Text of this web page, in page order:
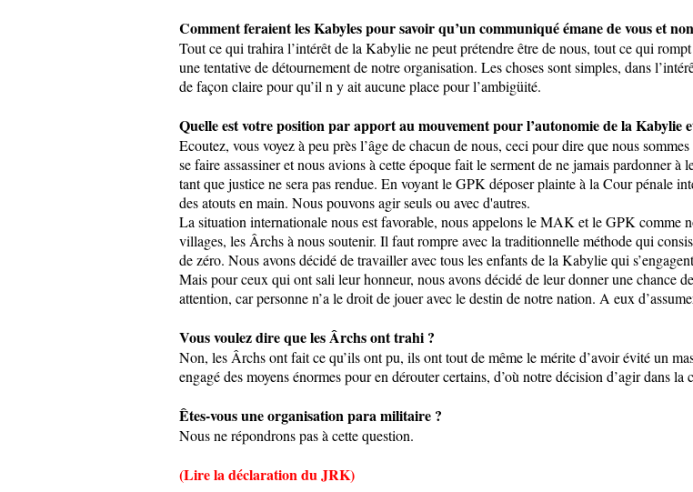
Comment feraient les Kabyles pour savoir qu’un communiqué émane de vous et
Tout ce qui trahira l’intérêt de la Kabylie ne peut prétendre être de nous, tout ce qui
une tentative de détournement de notre organisation. Les choses sont simples, dans
de façon claire pour qu’il n y ait aucune place pour l’ambigüité.
Quelle est votre position par apport au mouvement pour l’autonomie de la Kabylie
Ecoutez, vous voyez à peu près l’âge de chacun de nous, ceci pour dire que nous
se faire assassiner et nous avions à cette époque fait le serment de ne jamais pardonner
tant que justice ne sera pas rendue. En voyant le GPK déposer plainte à la Cour pénale
des atouts en main. Nous pouvons agir seuls ou avec d'autres.
La situation internationale nous est favorable, nous appelons le MAK et le GPK comme
villages, les Ârchs à nous soutenir. Il faut rompre avec la traditionnelle méthode qui
de zéro. Nous avons décidé de travailler avec tous les enfants de la Kabylie qui
Mais pour ceux qui ont sali leur honneur, nous avons décidé de leur donner une chance
attention, car personne n’a le droit de jouer avec le destin de notre nation. A eux
Vous voulez dire que les Ârchs ont trahi ?
Non, les Ârchs ont fait ce qu’ils ont pu, ils ont tout de même le mérite d’avoir évité un
engagé des moyens énormes pour en dérouter certains, d’où notre décision d’agir dans la
Êtes-vous une organisation para militaire ?
Nous ne répondrons pas à cette question.
(Lire la déclaration du JRK)